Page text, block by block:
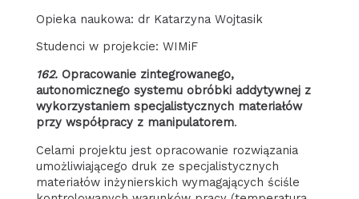
Opieka naukowa: dr Katarzyna Wojtasik
Studenci w projekcie: WIMiF
162. Opracowanie zintegrowanego,
autonomicznego systemu obróbki addytywnej z
wykorzystaniem specjalistycznych materiałów
przy współpracy z manipulatorem.
Celami projektu jest opracowanie rozwiązania
umożliwiającego druk ze specjalistycznych
materiałów inżynierskich wymagających ściśle